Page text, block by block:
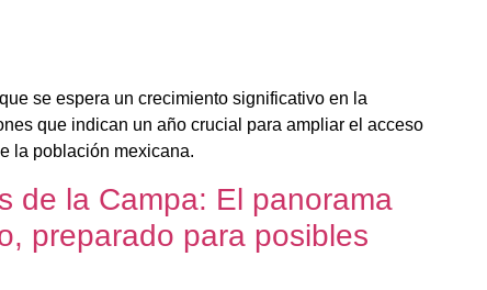
se espera un crecimiento significativo en la
que indican un año crucial para ampliar el acceso
la población mexicana.
de la Campa: El panorama
preparado para posibles